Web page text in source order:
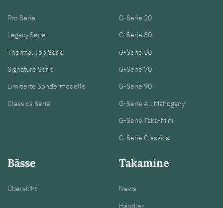
Pro Serie
Legacy Serie
Thermal Top Serie
Signature Serie
Limitierte Sondermodelle
Classics Serie
G-Serie 20
G-Serie 30
G-Serie 50
G-Serie 70
G-Serie 90
G-Serie All Mahogany
G-Serie Taka-Mini
G-Serie Classics
Bässe
Übersicht
Takamine
News
Händler